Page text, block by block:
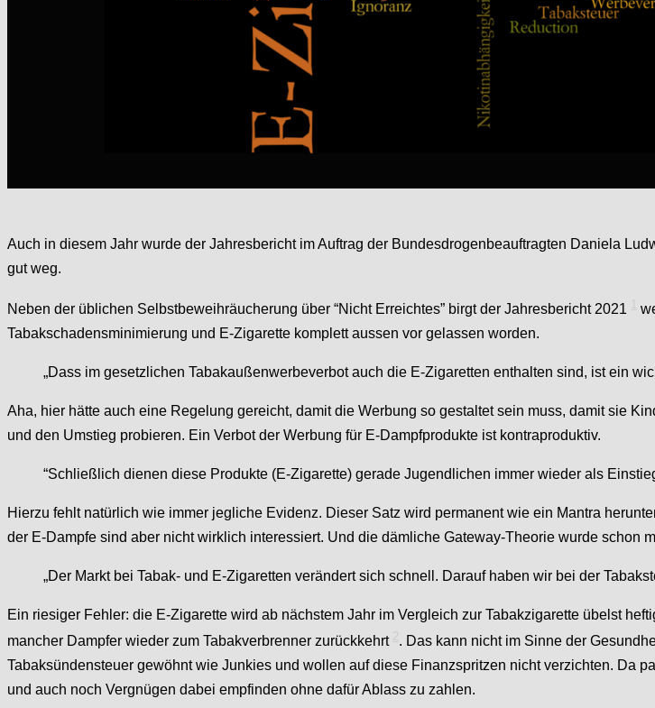
Auch in diesem Jahr wurde der Jahresbericht im Auftrag der Bundesdrogenbeauftragten Daniela
gut weg.
Neben der üblichen Selbstbeweihräucherung über “Nicht Erreichtes” birgt der Jahresbericht 2021
Tabakschadensminimierung und E-Zigarette komplett aussen vor gelassen worden.
„Dass im gesetzlichen Tabakaußenwerbeverbot auch die E-Zigaretten enthalten sind, ist ein
Aha, hier hätte auch eine Regelung gereicht, damit die Werbung so gestaltet sein muss, damit sie
und den Umstieg probieren. Ein Verbot der Werbung für E-Dampfprodukte ist kontraproduktiv.
“Schließlich dienen diese Produkte (E-Zigarette) gerade Jugendlichen immer wieder als
Hierzu fehlt natürlich wie immer jegliche Evidenz. Dieser Satz wird permanent wie ein Mantra
der E-Dampfe sind aber nicht wirklich interessiert. Und die dämliche Gateway-Theorie wurde schon
„Der Markt bei Tabak- und E-Zigaretten verändert sich schnell. Darauf haben wir bei der
Ein riesiger Fehler: die E-Zigarette wird ab nächstem Jahr im Vergleich zur Tabakzigarette übelst
mancher Dampfer wieder zum Tabakverbrenner zurückkehrt
. Das kann nicht im Sinne der
Tabaksündensteuer gewöhnt wie Junkies und wollen auf diese Finanzspritzen nicht verzichten. Da
und auch noch Vergnügen dabei empfinden ohne dafür Ablass zu zahlen.